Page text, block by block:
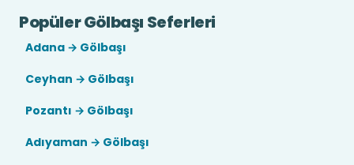
Popüler Gölbaşı Seferleri
Adana → Gölbaşı
Ceyhan → Gölbaşı
Pozantı → Gölbaşı
Adıyaman → Gölbaşı